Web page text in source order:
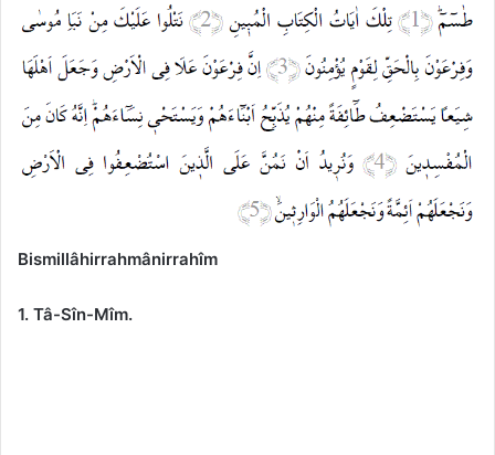
Bismillâhirrahmânirrahîm
1. Tâ-Sîn-Mîm.